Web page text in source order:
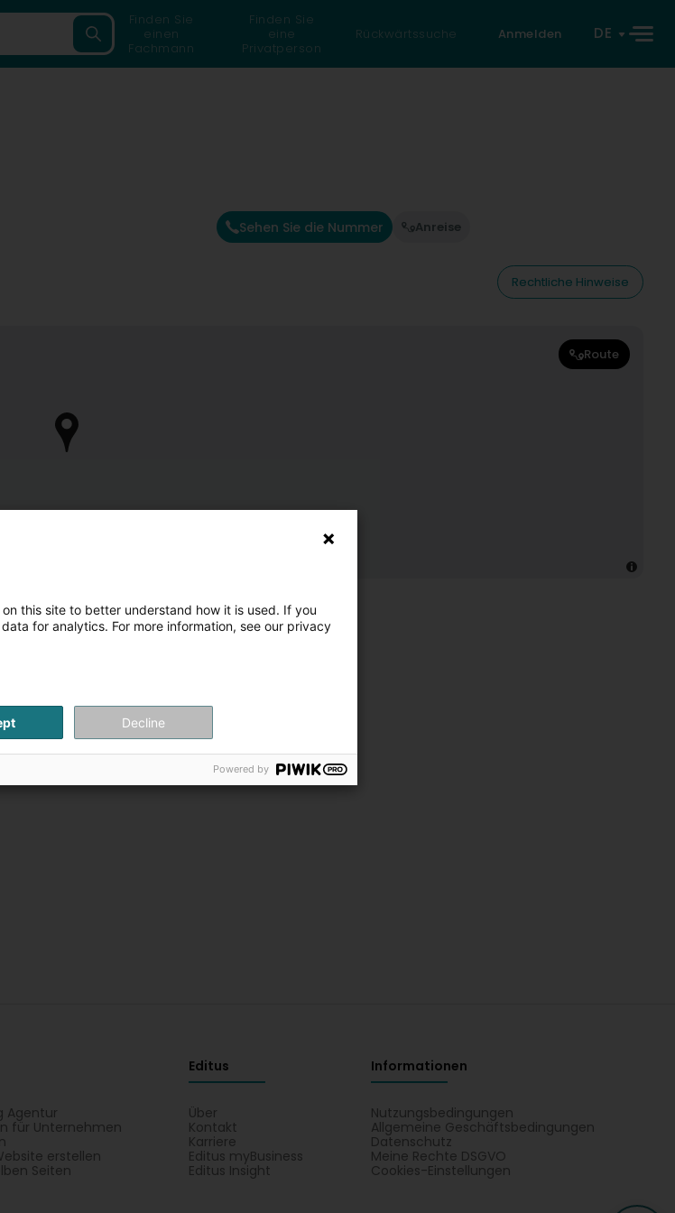
Finden Sie
einen
Fachmann
Finden Sie
eine
Privatperson
Rückwärtssuche Anmelden DE
Sehen Sie die Nummer Anreise
Rechtliche Hinweise
Route
Agentur
für Unternehmen
erstellen
Seiten
Editus
Über
Kontakt
Karriere
Editus myBusiness
Editus Insight
Informationen
Nutzungsbedingungen
Allgemeine Geschäftsbedingungen
Datenschutz
Meine Rechte DSGVO
Cookies-Einstellungen
this site to better understand how it is used. If you
for analytics. For more information, see our privacy
Decline
Powered by